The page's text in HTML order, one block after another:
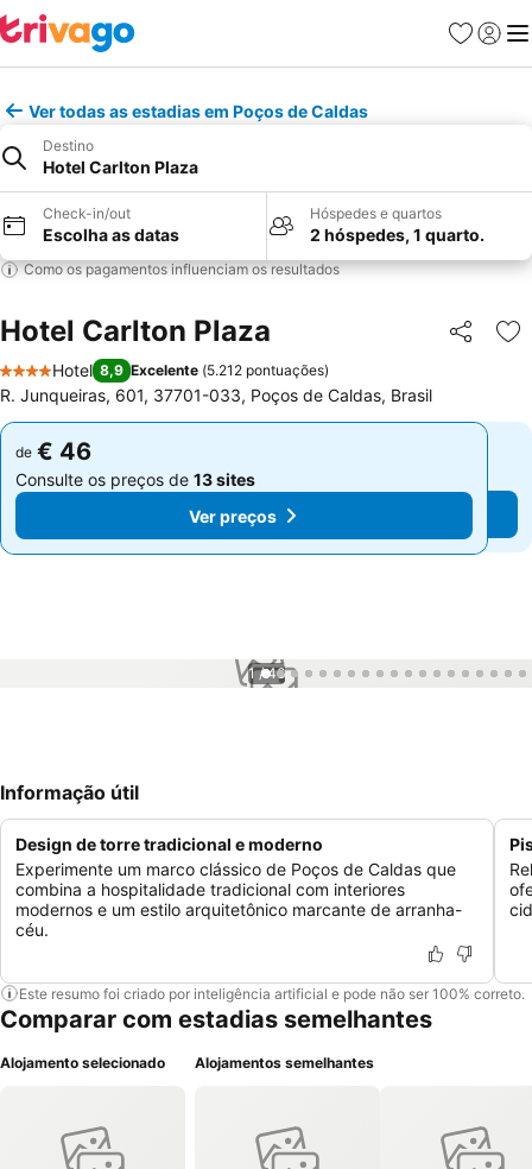
Favoritos
Iniciar
Ver todas as estadias em Poços de Caldas
Destino
Hotel Carlton Plaza
Check-in/out
Escolha as datas
Hóspedes e quartos
2 hóspedes, 1 quarto.
Como os pagamentos influenciam os resultados
Hotel Carlton Plaza Partilhar
4 Estrelas
Hotel 8,9 Excelente (5.212 pontuações)
R. Junqueiras, 601, 37701-033, Poços de Caldas, Brasil
de € 46
Consulte os preços de 13 sites
Ver preços
de € 46
Consulte os preços de 13 sites
Ver preços
1 / 46
Informação útil
Design de torre tradicional e moderno
Experimente um marco clássico de Poços de Caldas que
combina a hospitalidade tradicional com interiores
modernos e um estilo arquitetônico marcante de arranha-
céu.
Este resumo foi criado por inteligência artificial e pode não ser 100% correto.
Comparar com estadias semelhantes
Alojamento selecionado Alojamentos semelhantes